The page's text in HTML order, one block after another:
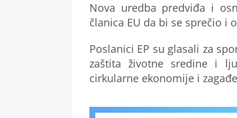
Nova uredba predviđa i
članica EU da bi se sprečio i
Poslanici EP su glasali za
zaštita životne sredine i
cirkularne ekonomije i